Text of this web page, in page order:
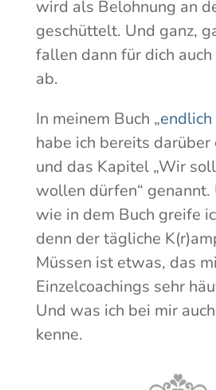
wird als Belohnung an
geschüttelt. Und ganz,
fallen dann für dich
ab.
In meinem Buch „
habe ich bereits darüber
und das Kapitel „Wir
wollen dürfen“ genannt.
wie in dem Buch greife
denn der tägliche
Müssen ist etwas, das
Einzelcoachings sehr
Und was ich bei mir
kenne.